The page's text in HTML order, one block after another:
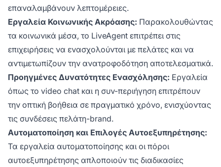
επαναλαμβάνουν λεπτομέρειες.
Εργαλεία Κοινωνικής Ακρόασης: Παρακολουθώντας
τα κοινωνικά μέσα, το LiveAgent επιτρέπει στις
επιχειρήσεις να ενασχολούνται με πελάτες και να
αντιμετωπίζουν την ανατροφοδότηση αποτελεσματικά.
Προηγμένες Δυνατότητες Ενασχόλησης: Εργαλεία
όπως το video chat και η συν-περιήγηση επιτρέπουν
την οπτική βοήθεια σε πραγματικό χρόνο, ενισχύοντας
τις συνδέσεις πελάτη-brand.
Αυτοματοποίηση και Επιλογές Αυτοεξυπηρέτησης:
Τα εργαλεία αυτοματοποίησης και οι πόροι
αυτοεξυπηρέτησης απλοποιούν τις διαδικασίες